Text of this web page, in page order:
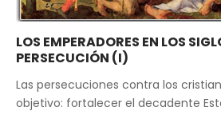
LOS EMPERADORES EN LOS
PERSECUCIÓN (I)
Las persecuciones contra los
objetivo: fortalecer el decadente